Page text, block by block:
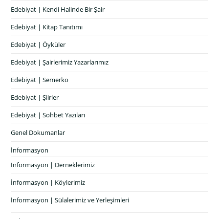
Edebiyat | Kendi Halinde Bir Şair
Edebiyat | Kitap Tanıtımı
Edebiyat | Öyküler
Edebiyat | Şairlerimiz Yazarlarımız
Edebiyat | Semerko
Edebiyat | Şiirler
Edebiyat | Sohbet Yazıları
Genel Dokumanlar
İnformasyon
İnformasyon | Derneklerimiz
İnformasyon | Köylerimiz
İnformasyon | Sülalerimiz ve Yerleşimleri